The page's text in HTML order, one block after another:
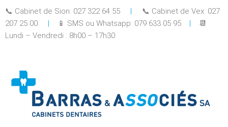
📞 Cabinet de Sion: 027 322 64 55 |
📞 Cabinet de Vex: 027
207 25 00 | 📱 SMS ou Whatsapp: 079 633 05 95 |
📆
Lundi – Vendredi : 8h00 – 17h30